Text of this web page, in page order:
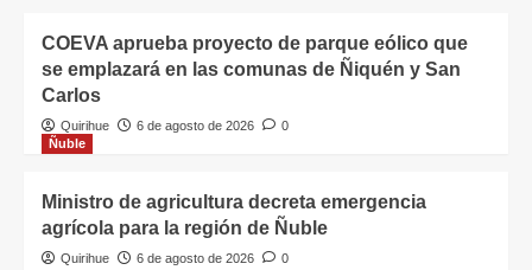
COEVA aprueba proyecto de parque eólico que
se emplazará en las comunas de Ñiquén y San
Carlos
Quirihue 6 de agosto de 2026
0
Ñuble
Ministro de agricultura decreta emergencia
agrícola para la región de Ñuble
Quirihue 6 de agosto de 2026 0